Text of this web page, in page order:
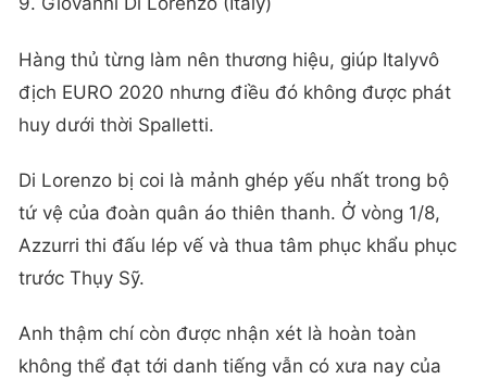
Hàng thủ từng làm nên thương hiệu, giúp Italyvô
địch EURO 2020 nhưng điều đó không được phát
huy dưới thời Spalletti.
Di Lorenzo bị coi là mảnh ghép yếu nhất trong bộ
tứ vệ của đoàn quân áo thiên thanh. Ở vòng 1/8,
Azzurri thi đấu lép vế và thua tâm phục khẩu phục
trước Thụy Sỹ.
Anh thậm chí còn được nhận xét là hoàn toàn
không thể đạt tới danh tiếng vẫn có xưa nay của